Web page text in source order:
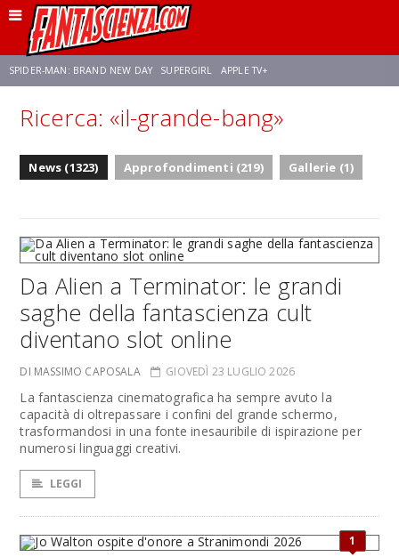
SPIDER-MAN: BRAND NEW DAY SUPERGIRL APPLE TV+
FRANCO RICCIARDIELLO ZENDAYA AVENGERS: DOOMSDAY
Ricerca: «il-grande-bang»
News (1323) Approfondimenti (219) Gallerie (1)
Da Alien a Terminator: le grandi
saghe della fantascienza cult
diventano slot online
DI MASSIMO CAPOSALA GIOVEDÌ 23 LUGLIO 2026
La fantascienza cinematografica ha sempre avuto la
capacità di oltrepassare i confini del grande schermo,
trasformandosi in una fonte inesauribile di ispirazione per
numerosi linguaggi creativi.
LEGGI
1